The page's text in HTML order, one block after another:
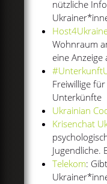
nützliche
Wohnraum
eine Anzeige
Freiwillige
Unterkünfte
Ukrainian
Krisenchat
Jugendliche.
Telekom: